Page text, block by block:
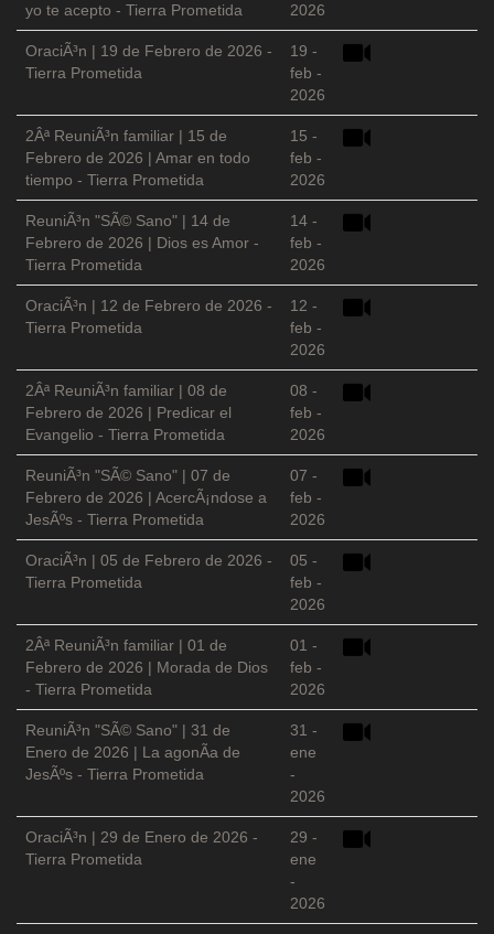
yo te acepto - Tierra Prometida
2026
OraciÃ³n | 19 de Febrero de 2026 -
Tierra Prometida
19 -
feb -
2026
2Âª ReuniÃ³n familiar | 15 de
Febrero de 2026 | Amar en todo
tiempo - Tierra Prometida
15 -
feb -
2026
ReuniÃ³n "SÃ© Sano" | 14 de
Febrero de 2026 | Dios es Amor -
Tierra Prometida
14 -
feb -
2026
OraciÃ³n | 12 de Febrero de 2026 -
Tierra Prometida
12 -
feb -
2026
2Âª ReuniÃ³n familiar | 08 de
Febrero de 2026 | Predicar el
Evangelio - Tierra Prometida
08 -
feb -
2026
ReuniÃ³n "SÃ© Sano" | 07 de
Febrero de 2026 | AcercÃ¡ndose a
JesÃºs - Tierra Prometida
07 -
feb -
2026
OraciÃ³n | 05 de Febrero de 2026 -
Tierra Prometida
05 -
feb -
2026
2Âª ReuniÃ³n familiar | 01 de
Febrero de 2026 | Morada de Dios
- Tierra Prometida
01 -
feb -
2026
ReuniÃ³n "SÃ© Sano" | 31 de
Enero de 2026 | La agonÃ­a de
JesÃºs - Tierra Prometida
31 -
ene
-
2026
OraciÃ³n | 29 de Enero de 2026 -
Tierra Prometida
29 -
ene
-
2026